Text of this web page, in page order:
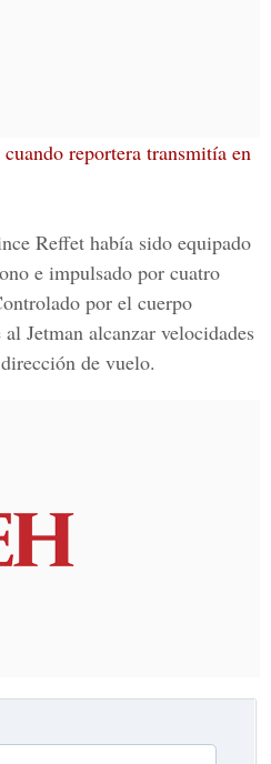
cuando reportera transmitía en
Reffet había sido equipado
e impulsado por cuatro
por el cuerpo
Jetman alcanzar velocidades
de vuelo.